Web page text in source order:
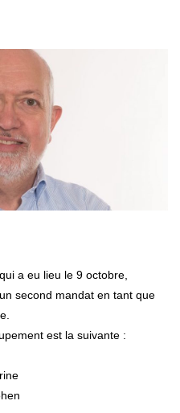
second mandat en tant que
est la suivante :